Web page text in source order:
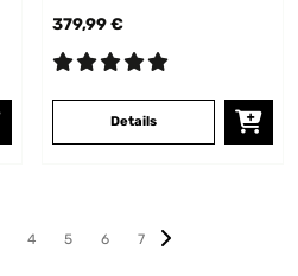
379,99 €
Details
4 5 6 7